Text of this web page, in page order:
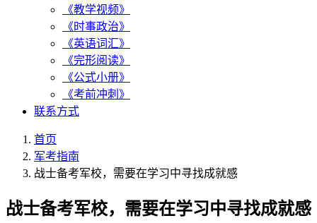
《教学视频》
《时事政治》
《英语词汇》
《完形阅读》
《公式小册》
《考前冲刺》
联系方式
首页
军考指南
战士备考军校，需要在学习中寻找成就感
战士备考军校，需要在学习中寻找成就感